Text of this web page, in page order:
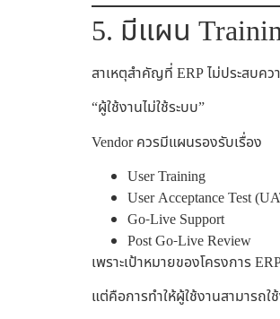
5. มีแผน
สาเหตุสำคัญที่ ERP ไม่ประสบคว
“ผู้ใช้งานไม่ใช้ระบบ”
Vendor ควรมีแผนรองรับเรื่อง
User Training
User Acceptance Test
Go-Live Support
Post Go-Live Review
เพราะเป้าหมายของโครงการ
แต่คือการทำให้ผู้ใช้งานสามารถใ